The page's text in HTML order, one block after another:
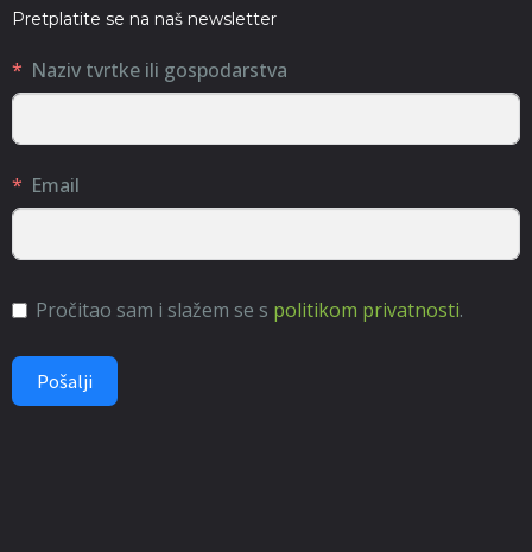
Pretplatite se na naš newsletter
Naziv tvrtke ili gospodarstva
Email
Pročitao sam i slažem se s politikom privatnosti.
Pošalji